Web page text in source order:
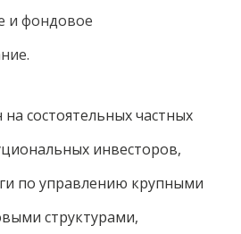
и фондовое
состоятельных частных
инвесторов,
по управлению крупными
структурами,